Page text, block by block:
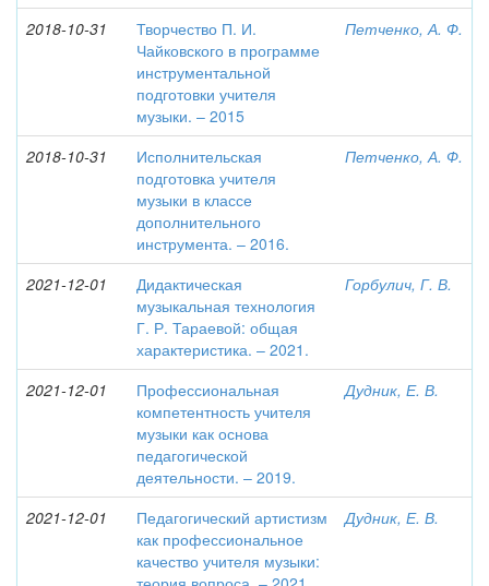
2018-10-31
Творчество П. И.
Чайковского в программе
инструментальной
подготовки учителя
музыки. – 2015
Петченко, А. Ф.
2018-10-31
Исполнительская
подготовка учителя
музыки в классе
дополнительного
инструмента. – 2016.
Петченко, А. Ф.
2021-12-01
Дидактическая
музыкальная технология
Г. Р. Тараевой: общая
характеристика. – 2021.
Горбулич, Г. В.
2021-12-01
Профессиональная
компетентность учителя
музыки как основа
педагогической
деятельности. – 2019.
Дудник, Е. В.
2021-12-01
Педагогический артистизм
как профессиональное
качество учителя музыки:
Дудник, Е. В.